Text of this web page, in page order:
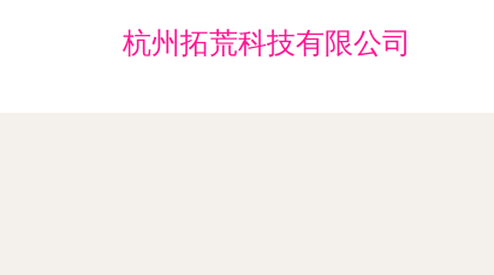
杭州拓荒科技有限公司